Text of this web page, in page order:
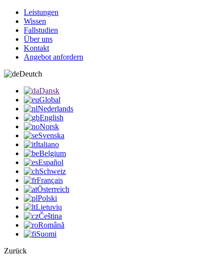
Leistungen
Wissen
Fallstudien
Über uns
Kontakt
Angebot anfordern
Deutch
Dansk
Global
Nederlands
English
Norsk
Svenska
Italiano
Belgium
Español
Schweiz
Français
Österreich
Polski
Lietuvių
Čeština
Română
Suomi
Zurück